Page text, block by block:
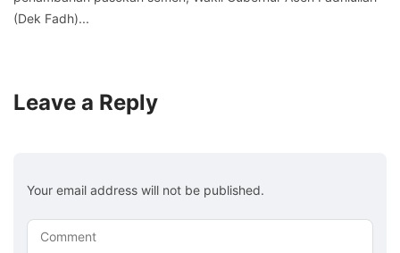
(Dek Fadh)...
Leave a Reply
Your email address will not be published.
Comment